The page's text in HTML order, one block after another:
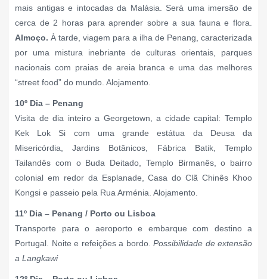
mais antigas e intocadas da Malásia. Será uma imersão de
cerca de 2 horas para aprender sobre a sua fauna e flora.
Almoço. À tarde, viagem para a ilha de Penang, caracterizada
por uma mistura inebriante de culturas orientais, parques
nacionais com praias de areia branca e uma das melhores
“street food” do mundo. Alojamento.
10º Dia – Penang
Visita de dia inteiro a Georgetown, a cidade capital: Templo
Kek Lok Si com uma grande estátua da Deusa da
Misericórdia, Jardins Botânicos, Fábrica Batik, Templo
Tailandês com o Buda Deitado, Templo Birmanês, o bairro
colonial em redor da Esplanade, Casa do Clã Chinês Khoo
Kongsi e passeio pela Rua Arménia. Alojamento.
11º Dia – Penang / Porto ou Lisboa
Transporte para o aeroporto e embarque com destino a
Portugal. Noite e refeições a bordo. Possibilidade de extensão
a Langkawi